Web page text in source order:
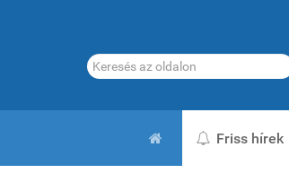
Keresés...
Friss hírek